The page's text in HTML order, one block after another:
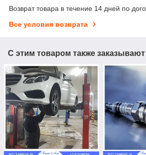
Возврат товара в течение 14 дней по
Все условия возврата
С этим товаром также заказывают